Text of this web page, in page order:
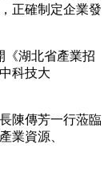
正確制定企業發
湖北省產業招
科技大
陳傳芳一行蒞臨
業資源、